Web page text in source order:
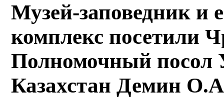
Музей-заповедник и
комплекс посетили
Полномочный посол
Казахстан Демин О.А